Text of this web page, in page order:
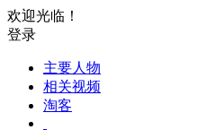
欢迎光临！
登录
主要人物
相关视频
淘客